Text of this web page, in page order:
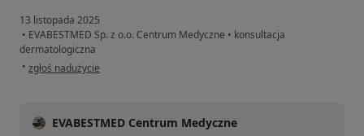
13 listopada 2025
• EVABESTMED Sp. z o.o. Centrum Medyczne • konsultacja
dermatologiczna
• w opinii użytkownika Mirek
zgłoś nadużycie
EVABESTMED Centrum Medyczne